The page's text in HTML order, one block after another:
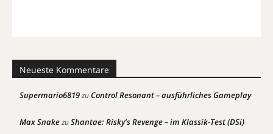
Neueste Kommentare
Supermario6819zuControl Resonant – ausführliches Gameplay
Max SnakezuShantae: Risky’s Revenge – im Klassik-Test (DSi)